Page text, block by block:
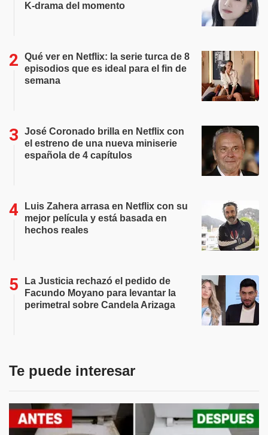
K-drama del momento
Qué ver en Netflix: la serie turca de 8
episodios que es ideal para el fin de
semana
José Coronado brilla en Netflix con
el estreno de una nueva miniserie
española de 4 capítulos
Luis Zahera arrasa en Netflix con su
mejor película y está basada en
hechos reales
La Justicia rechazó el pedido de
Facundo Moyano para levantar la
perimetral sobre Candela Arizaga
Te puede interesar